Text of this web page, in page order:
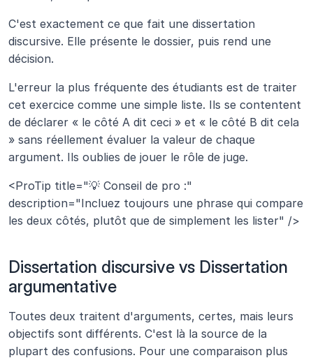
C'est exactement ce que fait une dissertation
discursive. Elle présente le dossier, puis rend une
décision.
L'erreur la plus fréquente des étudiants est de traiter
cet exercice comme une simple liste. Ils se contentent
de déclarer « le côté A dit ceci » et « le côté B dit cela
» sans réellement évaluer la valeur de chaque
argument. Ils oublies de jouer le rôle de juge.
<ProTip title="💡 Conseil de pro :"
description="Incluez toujours une phrase qui compare
les deux côtés, plutôt que de simplement les lister" />
Dissertation discursive vs Dissertation
argumentative
Toutes deux traitent d'arguments, certes, mais leurs
objectifs sont différents. C'est là la source de la
plupart des confusions. Pour une comparaison plus